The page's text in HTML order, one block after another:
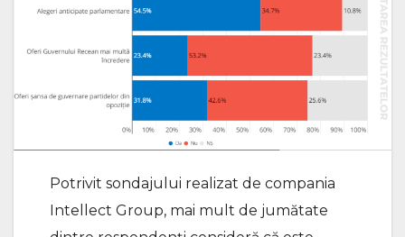
Potrivit sondajului realizat de compania
Intellect Group, mai mult de jumătate